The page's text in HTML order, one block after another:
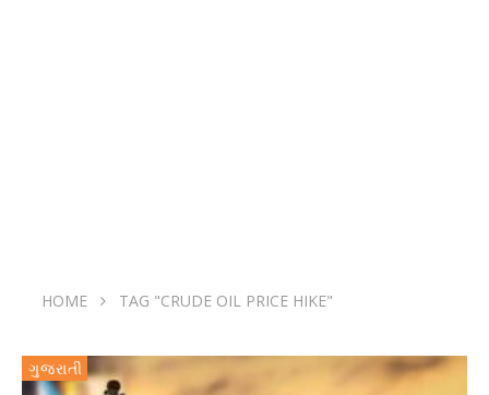
HOME TAG "CRUDE OIL PRICE HIKE"
ગુજરાતી